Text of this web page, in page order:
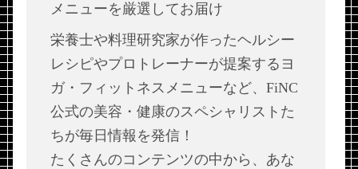
メニューを厳選してお届け
栄養士や料理研究家が作ったヘルシー
レシピやプロトレーナーが提案するヨ
ガ・フィットネスメニューなど、FiNC
公式の美容・健康のスペシャリストた
ちが毎日情報を発信！
たくさんのコンテンツの中から、あな